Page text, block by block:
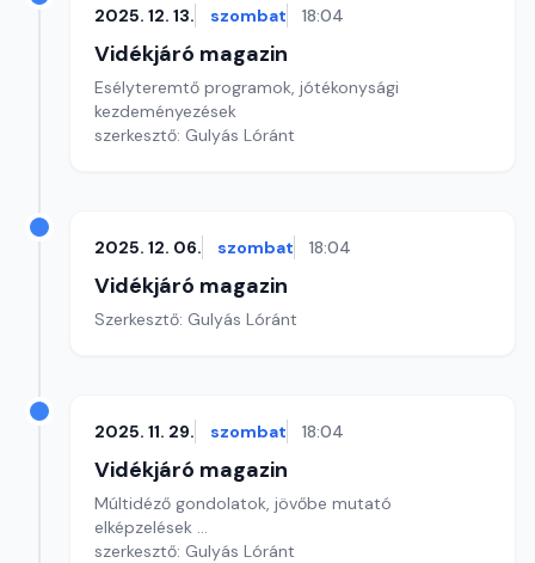
2025. 12. 13. szombat 18:04
Vidékjáró magazin
Esélyteremtő programok, jótékonysági
kezdeményezések
szerkesztő: Gulyás Lóránt
2025. 12. 06. szombat 18:04
Vidékjáró magazin
Szerkesztő: Gulyás Lóránt
2025. 11. 29. szombat 18:04
Vidékjáró magazin
Múltidéző gondolatok, jövőbe mutató
elképzelések ...
szerkesztő: Gulyás Lóránt